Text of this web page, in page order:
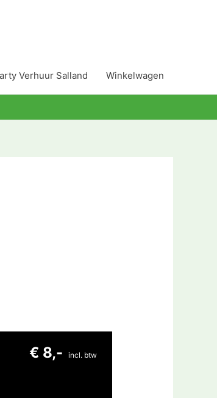
Verhuur Salland Winkelwagen
€ 8,- incl. btw